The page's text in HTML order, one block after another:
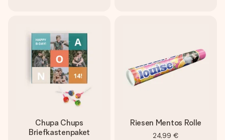
Chupa Chups
Briefkastenpaket
Riesen Mentos Rolle
24,99 €